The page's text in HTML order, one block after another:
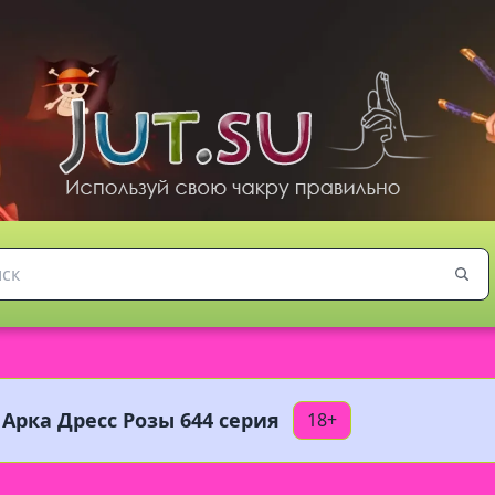
Дресс Розы 644 серия 18+